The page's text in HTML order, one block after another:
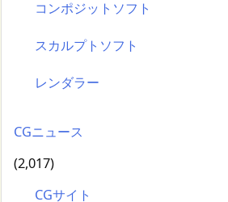
コンポジットソフト
スカルプトソフト
レンダラー
CGニュース
(2,017)
CGサイト